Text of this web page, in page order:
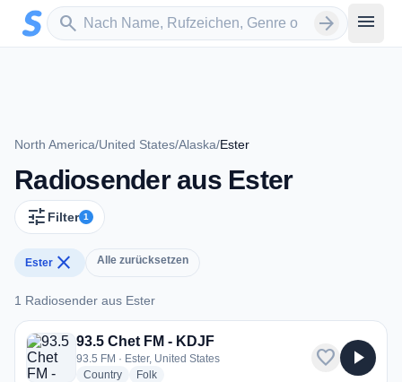
Zum Hauptinhalt springen
search
Sender suchen arrow_forward menu
North America/United States/Alaska/Ester
Radiosender aus Ester
tune Filter 1
Ester close Alle zurücksetzen
1 Radiosender aus Ester
1 Radiosender aus Ester
93.5 Chet FM - KDJF
93.5 FM · Ester, United States
Countryradio stations
Folkradio stations
favorite play_arrow